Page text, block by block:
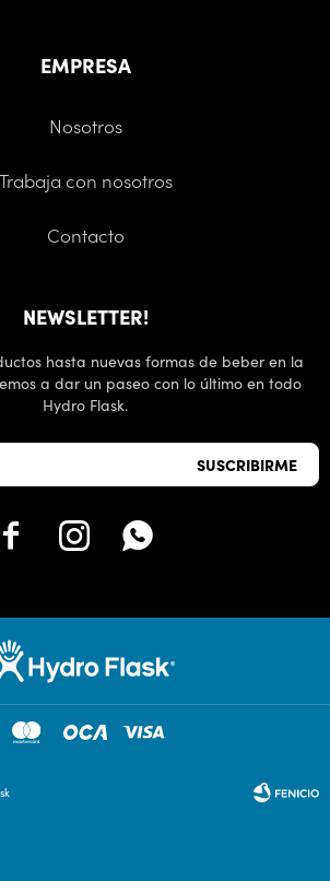
EMPRESA
Nosotros
Trabaja con nosotros
Contacto
NEWSLETTER!
hasta nuevas formas de beber en la
a dar un paseo con lo último en todo
Hydro Flask.
SUSCRIBIRME
  